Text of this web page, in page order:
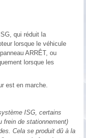
qui réduit la
lorsque le véhicule
ARRÊT, ou
lorsque les
est en marche.
ISG, certains
frein de stationnement)
Cela se produit dû à la